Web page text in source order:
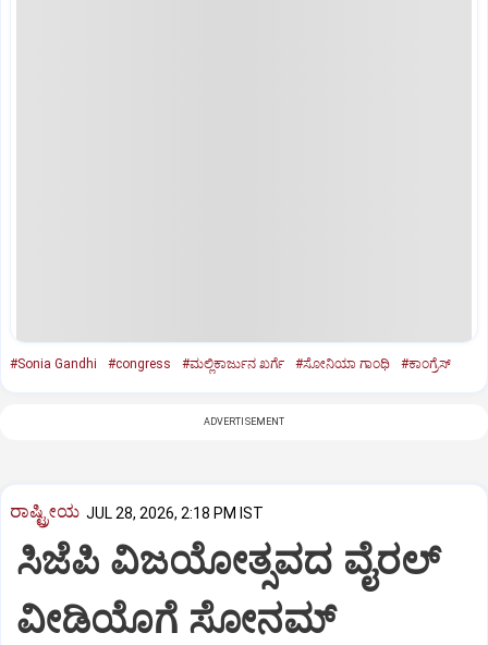
#Sonia Gandhi #congress #ಮಲ್ಲಿಕಾರ್ಜುನ ಖರ್ಗೆ #ಸೋನಿಯಾ ಗಾಂಧಿ #ಕಾಂಗ್ರೆಸ್‌
ADVERTISEMENT
ರಾಷ್ಟ್ರೀಯ JUL 28, 2026, 2:18 PM IST
ಸಿಜೆಪಿ ವಿಜಯೋತ್ಸವದ ವೈರಲ್
ವೀಡಿಯೊಗೆ ಸೋನಮ್